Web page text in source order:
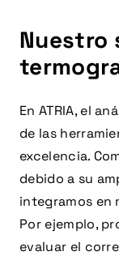
Nuestro
En ATRIA, el
de las
excelencia.
debido a su
integramos en
Por ejemplo,
evaluar el